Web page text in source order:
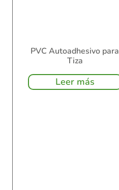
PVC Autoadhesivo para
Tiza
Leer más